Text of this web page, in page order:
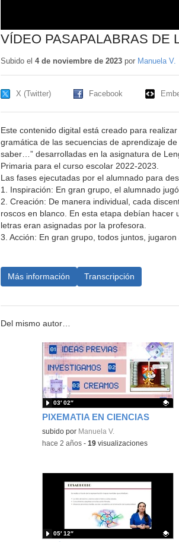
VÍDEO PASAPALABRAS DE
Subido el 4 de noviembre de 2023por Manuela V.
X (Twitter) Facebook
Este contenido digital está creado para
gramática de las secuencias de aprendizaje
saber…” desarrolladas en la asignatura de
Primaria para el curso escolar 2022-2023.
Las fases ejecutadas por el alumnado para
1. Inspiración: En gran grupo, el alumnado
2. Creación: De manera individual, cada
roscos en blanco. En esta etapa debían
letras eran asignadas por la profesora.
3. Acción: En gran grupo, todos juntos,
Más información Transcripción
Del mismo autor…
PIXEMATIA EN CIENCIAS
Contenido educativo.
subido por Manuela V.
03′ 02″
-hace 2 años- 19visualizaciones
05′ 12″